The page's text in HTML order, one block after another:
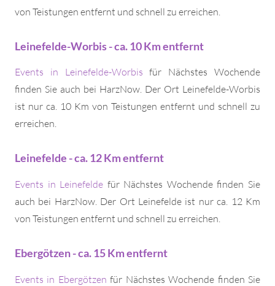
von Teistungen entfernt und schnell zu erreichen.
Leinefelde-Worbis - ca. 10 Km entfernt
Events in Leinefelde-Worbis für Nächstes Wochende
finden Sie auch bei HarzNow. Der Ort Leinefelde-Worbis
ist nur ca. 10 Km von Teistungen entfernt und schnell zu
erreichen.
Leinefelde - ca. 12 Km entfernt
Events in Leinefelde für Nächstes Wochende finden Sie
auch bei HarzNow. Der Ort Leinefelde ist nur ca. 12 Km
von Teistungen entfernt und schnell zu erreichen.
Ebergötzen - ca. 15 Km entfernt
Events in Ebergötzen für Nächstes Wochende finden Sie